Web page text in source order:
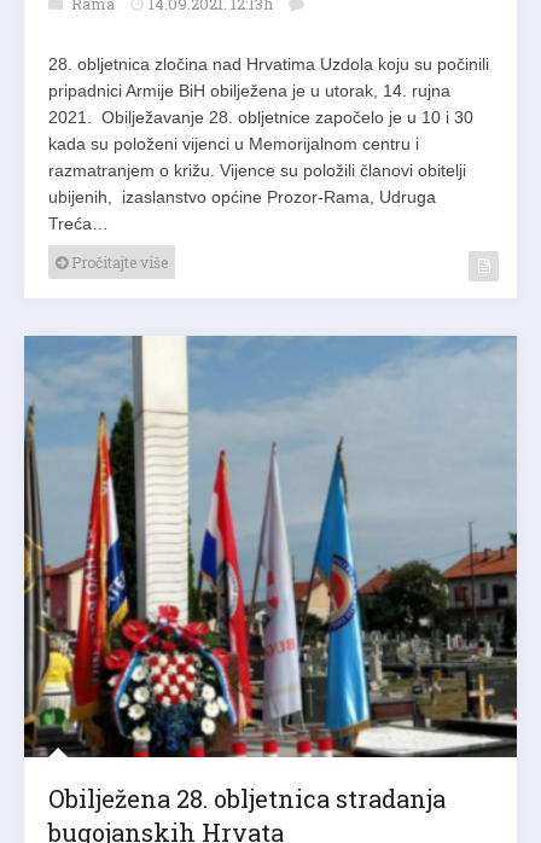
28. obljetnica zločina nad Hrvatima Uzdola koju su počinili
pripadnici Armije BiH obilježena je u utorak, 14. rujna
2021. Obilježavanje 28. obljetnice započelo je u 10 i 30
kada su položeni vijenci u Memorijalnom centru i
razmatranjem o križu. Vijence su položili članovi obitelji
ubijenih, izaslanstvo općine Prozor-Rama, Udruga
Treća…
Pročitajte više
Obilježena 28. obljetnica stradanja
bugojanskih Hrvata